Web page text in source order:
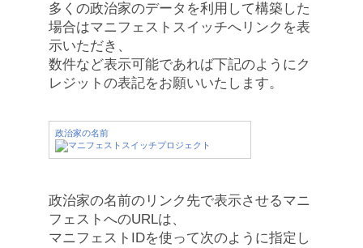
多くの政治家のデータを利用して構築した
場合はマニフェストスイッチへリンクを表
示いただき、
数件など表示可能であれば下記のようにク
レジットの表記をお願いいたします。
政治家の名前
政治家の名前のリンク先で表示させるマニ
フェストへのURLは、
マニフェストIDを使って次のように指定し